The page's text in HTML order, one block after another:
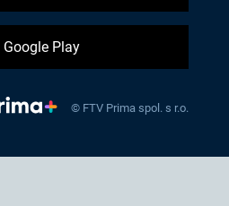
Google Play
© FTV Prima spol. s r.o.